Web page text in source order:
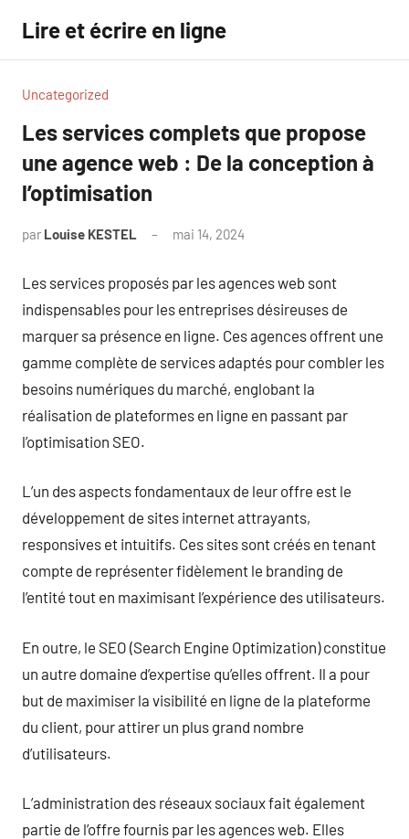
contenu
Lire et écrire en ligne
Uncategorized
Les services complets que propose
une agence web : De la conception à
l’optimisation
par Louise KESTEL mai 14, 2024
Les services proposés par les agences web sont
indispensables pour les entreprises désireuses de
marquer sa présence en ligne. Ces agences offrent une
gamme complète de services adaptés pour combler les
besoins numériques du marché, englobant la
réalisation de plateformes en ligne en passant par
l’optimisation SEO.
L’un des aspects fondamentaux de leur offre est le
développement de sites internet attrayants,
responsives et intuitifs. Ces sites sont créés en tenant
compte de représenter fidèlement le branding de
l’entité tout en maximisant l’expérience des utilisateurs.
En outre, le SEO (Search Engine Optimization) constitue
un autre domaine d’expertise qu’elles offrent. Il a pour
but de maximiser la visibilité en ligne de la plateforme
du client, pour attirer un plus grand nombre
d’utilisateurs.
L’administration des réseaux sociaux fait également
partie de l’offre fournis par les agences web. Elles